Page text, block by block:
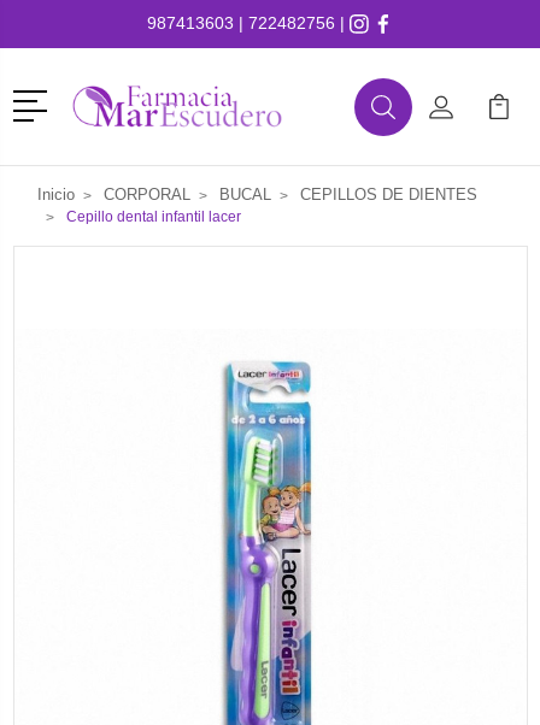
987413603 | 722482756 |
Menú
BuscarMi Cuenta
Mi
Inicio CORPORAL BUCAL CEPILLOS DE DIENTES
Cepillo dental infantil lacer